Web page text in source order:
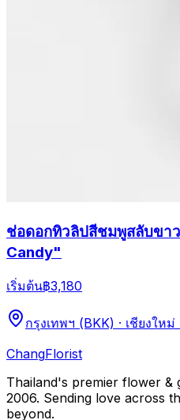
ช่อดอกทิวลิปสีชมพูสลับขา
Candy"
เริ่มต้น฿3,180
กรุงเทพฯ (BKK) · เชียงให
ChangFlorist
Thailand's premier flower &
2006. Sending love across
beyond.